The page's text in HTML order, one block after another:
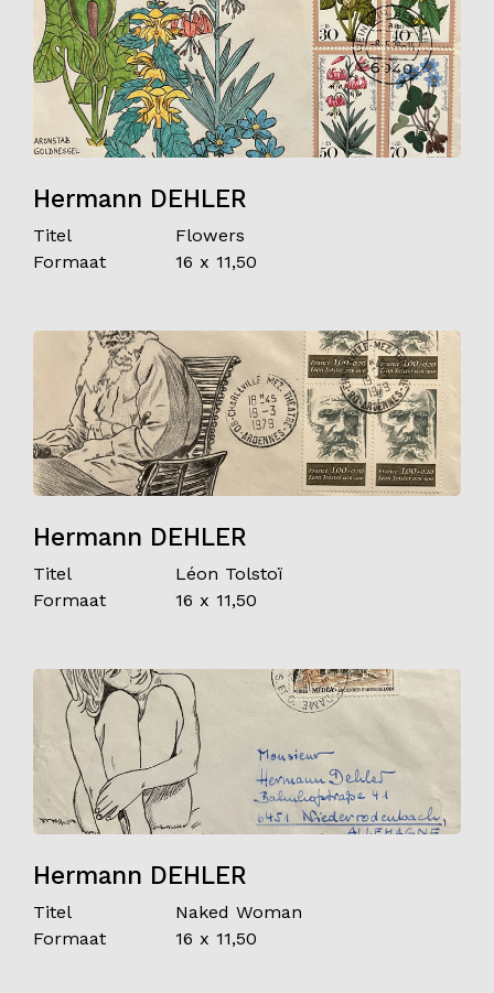
Hermann DEHLER
Titel
Flowers
Formaat
16 x 11,50
Hermann DEHLER
Titel
Léon Tolstoï
Formaat
16 x 11,50
Hermann DEHLER
Titel
Naked Woman
Formaat
16 x 11,50